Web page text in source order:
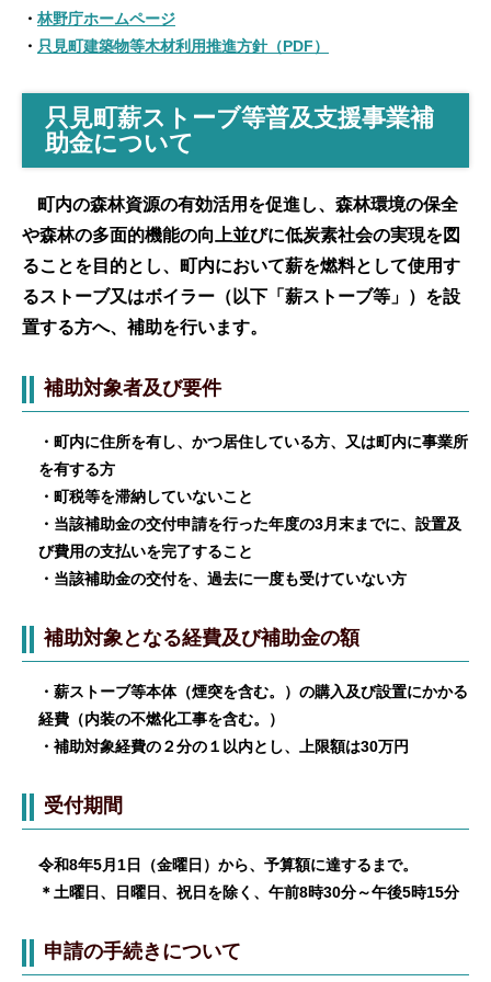
・ 林野庁ホームページ
・ 只見町建築物等木材利用推進方針（PDF）
只見町薪ストーブ等普及支援事業補
助金について
町内の森林資源の有効活用を促進し、森林環境の保全
や森林の多面的機能の向上並びに低炭素社会の実現を図
ることを目的とし、町内において薪を燃料として使用す
るストーブ又はボイラー（以下「薪ストーブ等」）を設
置する方へ、補助を行います。
補助対象者及び要件
・町内に住所を有し、かつ居住している方、又は町内に事業所
を有する方
・町税等を滞納していないこと
・当該補助金の交付申請を行った年度の3月末までに、設置及
び費用の支払いを完了すること
・当該補助金の交付を、過去に一度も受けていない方
補助対象となる経費及び補助金の額
・薪ストーブ等本体（煙突を含む。）の購入及び設置にかかる
経費（内装の不燃化工事を含む。）
・補助対象経費の２分の１以内とし、上限額は30万円
受付期間
令和8年5月1日（金曜日）から、予算額に達するまで。
＊土曜日、日曜日、祝日を除く、午前8時30分～午後5時15分
申請の手続きについて